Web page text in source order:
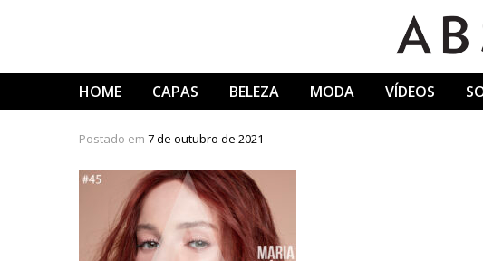
HOME CAPAS BELEZA MODA VÍDEOS
Postado em 7 de outubro de 2021